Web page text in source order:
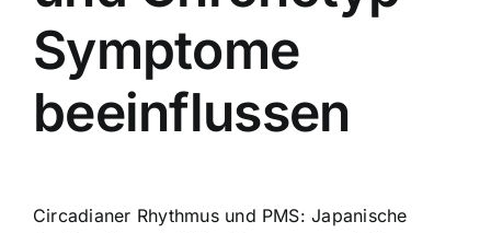
Symptome
beeinflussen
Circadianer Rhythmus und PMS: Japanische